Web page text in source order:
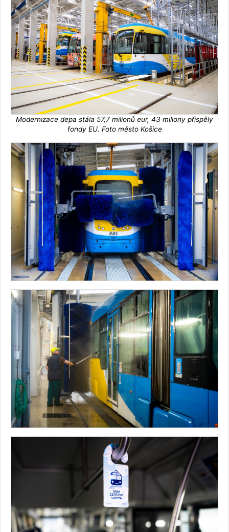
Modernizace depa stála 57,7 milionů eur, 43 miliony přispěly
fondy EU. Foto město Košice